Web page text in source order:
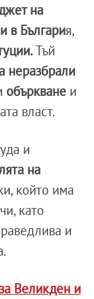
на
в България,
Тъй
неразбрали
объркване и
власт.
и
на
който има
като
и
Великден и